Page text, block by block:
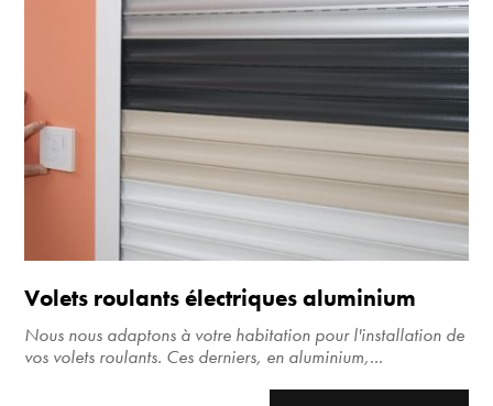
Volets roulants électriques aluminium
Nous nous adaptons à votre habitation pour l'installation de
vos volets roulants. Ces derniers, en aluminium,...